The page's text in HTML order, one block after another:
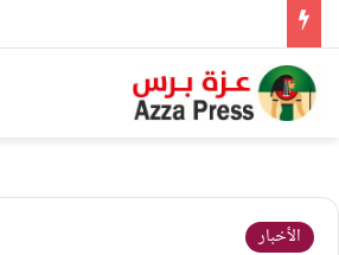
الأخبار